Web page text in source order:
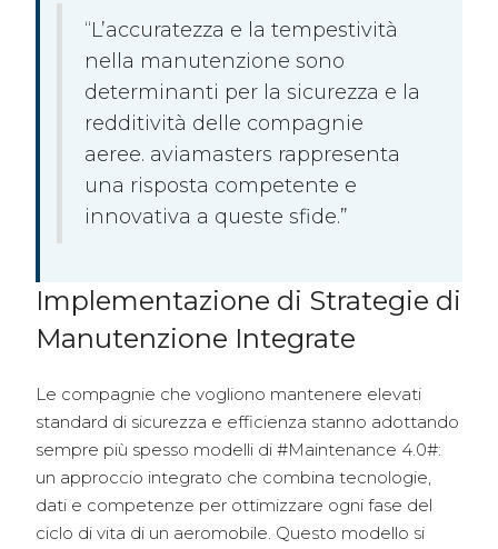
“L’accuratezza e la tempestività
nella manutenzione sono
determinanti per la sicurezza e la
redditività delle compagnie
aeree. aviamasters rappresenta
una risposta competente e
innovativa a queste sfide.”
Implementazione di Strategie di
Manutenzione Integrate
Le compagnie che vogliono mantenere elevati
standard di sicurezza e efficienza stanno adottando
sempre più spesso modelli di #Maintenance 4.0#:
un approccio integrato che combina tecnologie,
dati e competenze per ottimizzare ogni fase del
ciclo di vita di un aeromobile. Questo modello si